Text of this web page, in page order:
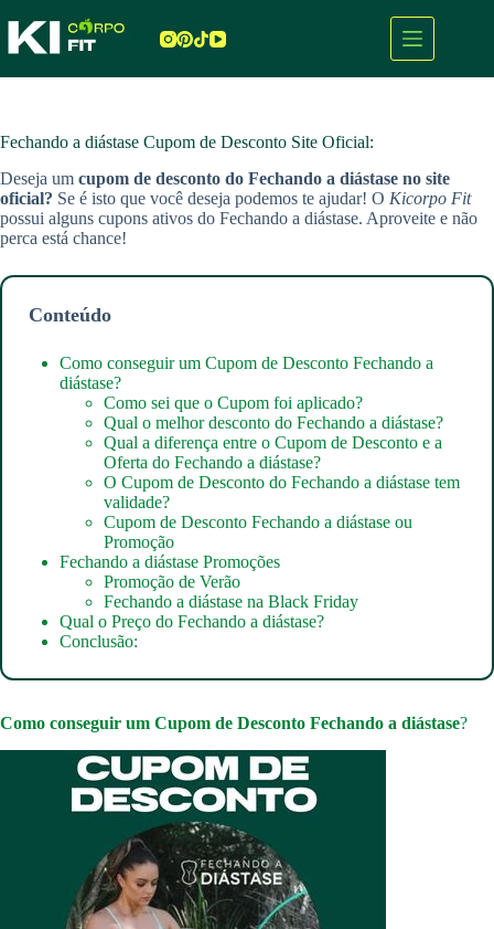
para
Fechando a diástase Cupom de Desconto Site Oficial:
Deseja um cupom de desconto do Fechando a diástase no site
oficial? Se é isto que você deseja podemos te ajudar! O Kicorpo Fit
possui alguns cupons ativos do Fechando a diástase. Aproveite e não
perca está chance!
Conteúdo
Como conseguir um Cupom de Desconto Fechando a
diástase?
Como sei que o Cupom foi aplicado?
Qual o melhor desconto do Fechando a diástase?
Qual a diferença entre o Cupom de Desconto e a
Oferta do Fechando a diástase?
O Cupom de Desconto do Fechando a diástase tem
validade?
Cupom de Desconto Fechando a diástase ou
Promoção
Fechando a diástase Promoções
Promoção de Verão
Fechando a diástase na Black Friday
Qual o Preço do Fechando a diástase?
Conclusão:
Como conseguir um Cupom de Desconto Fechando a diástase?